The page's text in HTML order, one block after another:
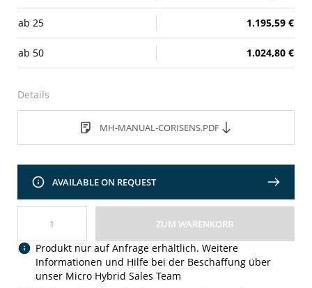
ab 25 1.195,59 €
ab 50 1.024,80 €
Details
MH-MANUAL-CORISENS.PDF
AVAILABLE ON REQUEST
ZUM WARENKORB
Produkt nur auf Anfrage erhältlich. Weitere
Informationen und Hilfe bei der Beschaffung über
unser Micro Hybrid Sales Team